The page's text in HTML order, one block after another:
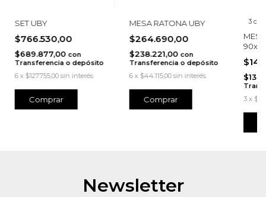
SET UBY
$766.530,00
$689.877,00 con
Transferencia o depósito
6 x $127.755,00 sin interés
Comprar
MESA RATONA UBY
$264.690,00
$238.221,00 con
Transferencia o depósito
6 x $44.115,00 sin interés
3
3 x
Newsletter